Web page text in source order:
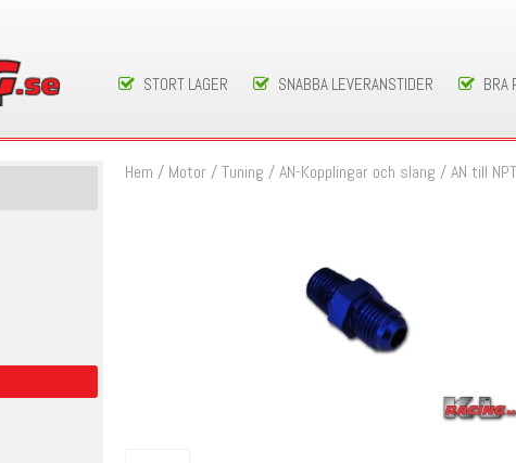
STORT LAGER SNABBA LEVERANSTIDER BRA
Hem / Motor / Tuning /AN-Kopplingar och slang /AN till